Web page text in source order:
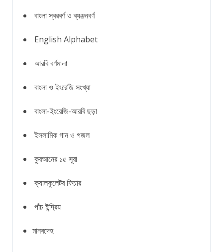
বাংলা স্বরবর্ণ ও ব্যঞ্জনবর্ণ
English Alphabet
আরবি বর্ণমালা
বাংলা ও ইংরেজি সংখ্যা
বাংলা-ইংরেজি-আরবি ছড়া
ইসলামিক গান ও গজল
কুরআনের ১৫ সূরা
ক্যালকুলেটর ফিচার
পাঁচ ইন্দ্রিয়
মানবদেহ